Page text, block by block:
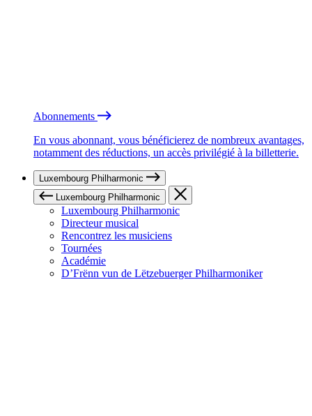
Abonnements
En vous abonnant, vous bénéficierez de nombreux avantages,
notamment des réductions, un accès privilégié à la billetterie.
Luxembourg Philharmonic
Luxembourg Philharmonic
Luxembourg Philharmonic
Directeur musical
Rencontrez les musiciens
Tournées
Académie
D’Frënn vun de Lëtzebuerger Philharmoniker